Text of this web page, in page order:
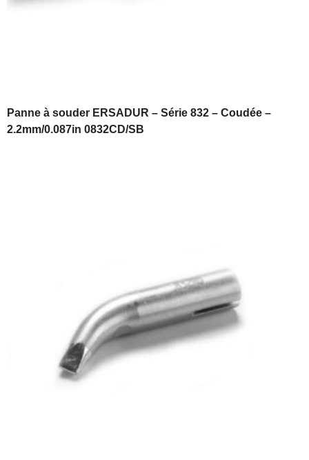
Panne à souder ERSADUR – Série 832 – Coudée –
2.2mm/0.087in 0832CD/SB